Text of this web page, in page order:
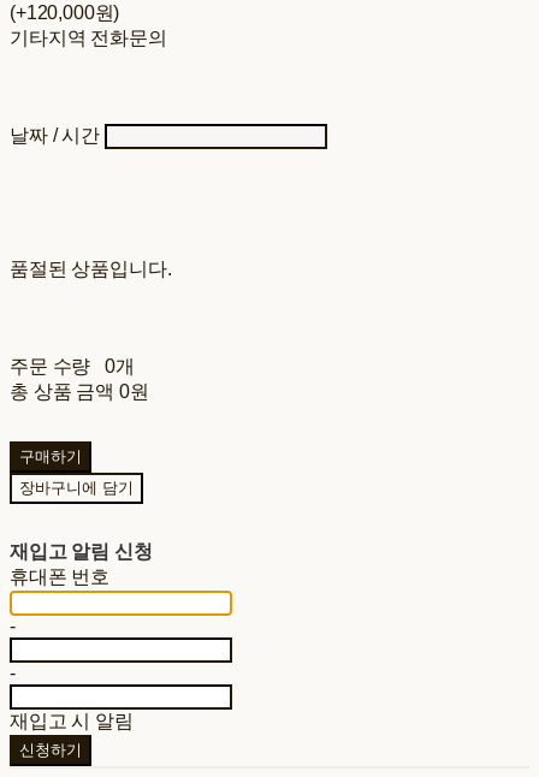
(+120,000원)
기타지역 전화문의
날짜 / 시간
품절된 상품입니다.
주문 수량
0개
총 상품 금액 0원
구매하기
장바구니에 담기
재입고 알림 신청
휴대폰 번호
-
-
재입고 시 알림
신청하기